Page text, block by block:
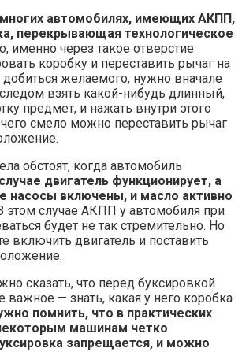
автомобилях, имеющих АКПП,
перекрывающая технологическое
именно через такое отверстие
коробку и переставить рычаг на
желаемого, нужно вначале
взять какой-нибудь длинный,
предмет, и нажать внутри этого
смело можно переставить рычаг
обстоят, когда автомобиль
двигатель функционирует, а
насосы включены, и масло активно
этом случае АКПП у автомобиля при
будет не так стремительно. Но
включить двигатель и поставить
сказать, что перед буксировкой
важное — знать, какая у него коробка
помнить, что в практических
машинам четко
запрещается, и можно